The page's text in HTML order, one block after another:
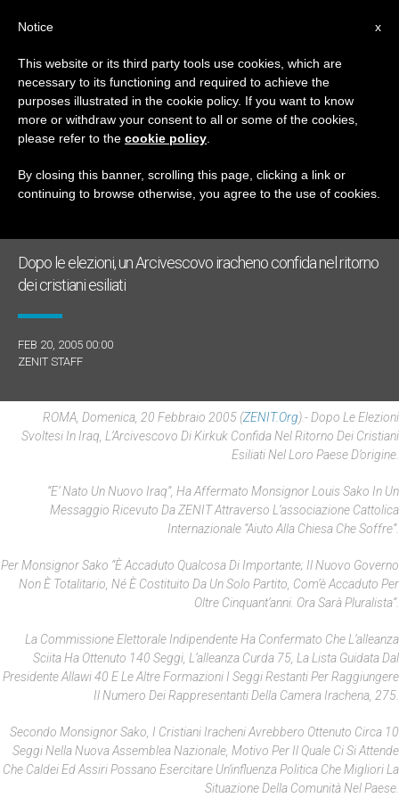
TAG
Posts Tagged ‘visit’
ULTIME NOTIZIE
Dopo le elezioni, un Arcivescovo iracheno confida nel ritorno
dei cristiani esiliati
FEB 20, 2005 00:00
ZENIT STAFF
ROMA, Domenica, 20 Febbraio 2005 (ZENIT.org).- Dopo Le Elezioni
Svoltesi In Iraq, L’Arcivescovo Di Kirkuk Confida Nel Ritorno Dei Cristiani
Esiliati Nel Loro Paese D’origine.
“E’ Nato Un Nuovo Iraq”, Ha Affermato Monsignor Louis Sako In Un
Messaggio Ricevuto Da ZENIT Attraverso L’associazione Cattolica
Internazionale “Aiuto Alla Chiesa Che Soffre”.
Per Monsignor Sako “è Accaduto Qualcosa Di Importante; Il Nuovo Governo
Non È Totalitario, Né È Costituito Da Un Solo Partito, Com’è Accaduto Per
Oltre Cinquant’anni. Ora Sarà Pluralista”.
La Commissione Elettorale Indipendente Ha Confermato Che L’alleanza
Sciita Ha Ottenuto 140 Seggi, L’alleanza Curda 75, La Lista Guidata Dal
Presidente Allawi 40 E Le Altre Formazioni I Seggi Restanti Per Raggiungere
Il Numero Dei Rappresentanti Della Camera Irachena, 275.
Secondo Monsignor Sako, I Cristiani Iracheni Avrebbero Ottenuto Circa 10
Seggi Nella Nuova Assemblea Nazionale, Motivo Per Il Quale Ci Si Attende
Che Caldei Ed Assiri Possano Esercitare Un’influenza Politica Che Migliori La
Situazione Della Comunità Nel Paese.
x
Notice
This website or its third party tools use cookies, which are
necessary to its functioning and required to achieve the
purposes illustrated in the cookie policy. If you want to know
more or withdraw your consent to all or some of the cookies,
please refer to the cookie policy
By closing this banner, scrolling this page, clicking a link or
continuing to browse otherwise, you agree to the use of cookies.